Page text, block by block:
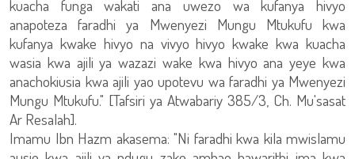
kuacha funga wakati ana uwezo wa kufanya hivyo
anapoteza faradhi ya Mwenyezi Mungu Mtukufu kwa
kufanya kwake hivyo na vivyo hivyo kwake kwa kuacha
wasia kwa ajili ya wazazi wake kwa hivyo ana yeye kwa
anachokiusia kwa ajili yao upotevu wa faradhi ya Mwenyezi
Mungu Mtukufu." [Tafsiri ya Atwabariy 385/3, Ch. Mu'sasat
Ar Resalah].
Imamu Ibn Hazm akasema: "Ni faradhi kwa kila mwislamu